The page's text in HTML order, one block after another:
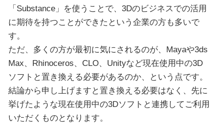
「Substance」を使うことで、3Dのビジネスでの活用
に期待を持つことができたという企業の方も多いで
す。
ただ、多くの方が最初に気にされるのが、Mayaや3ds
Max、Rhinoceros、CLO、Unityなど現在使用中の3D
ソフトと置き換える必要があるのか、という点です。
結論から申し上げますと置き換える必要はなく、先に
挙げたような現在使用中の3Dソフトと連携してご利用
いただくものとなります。